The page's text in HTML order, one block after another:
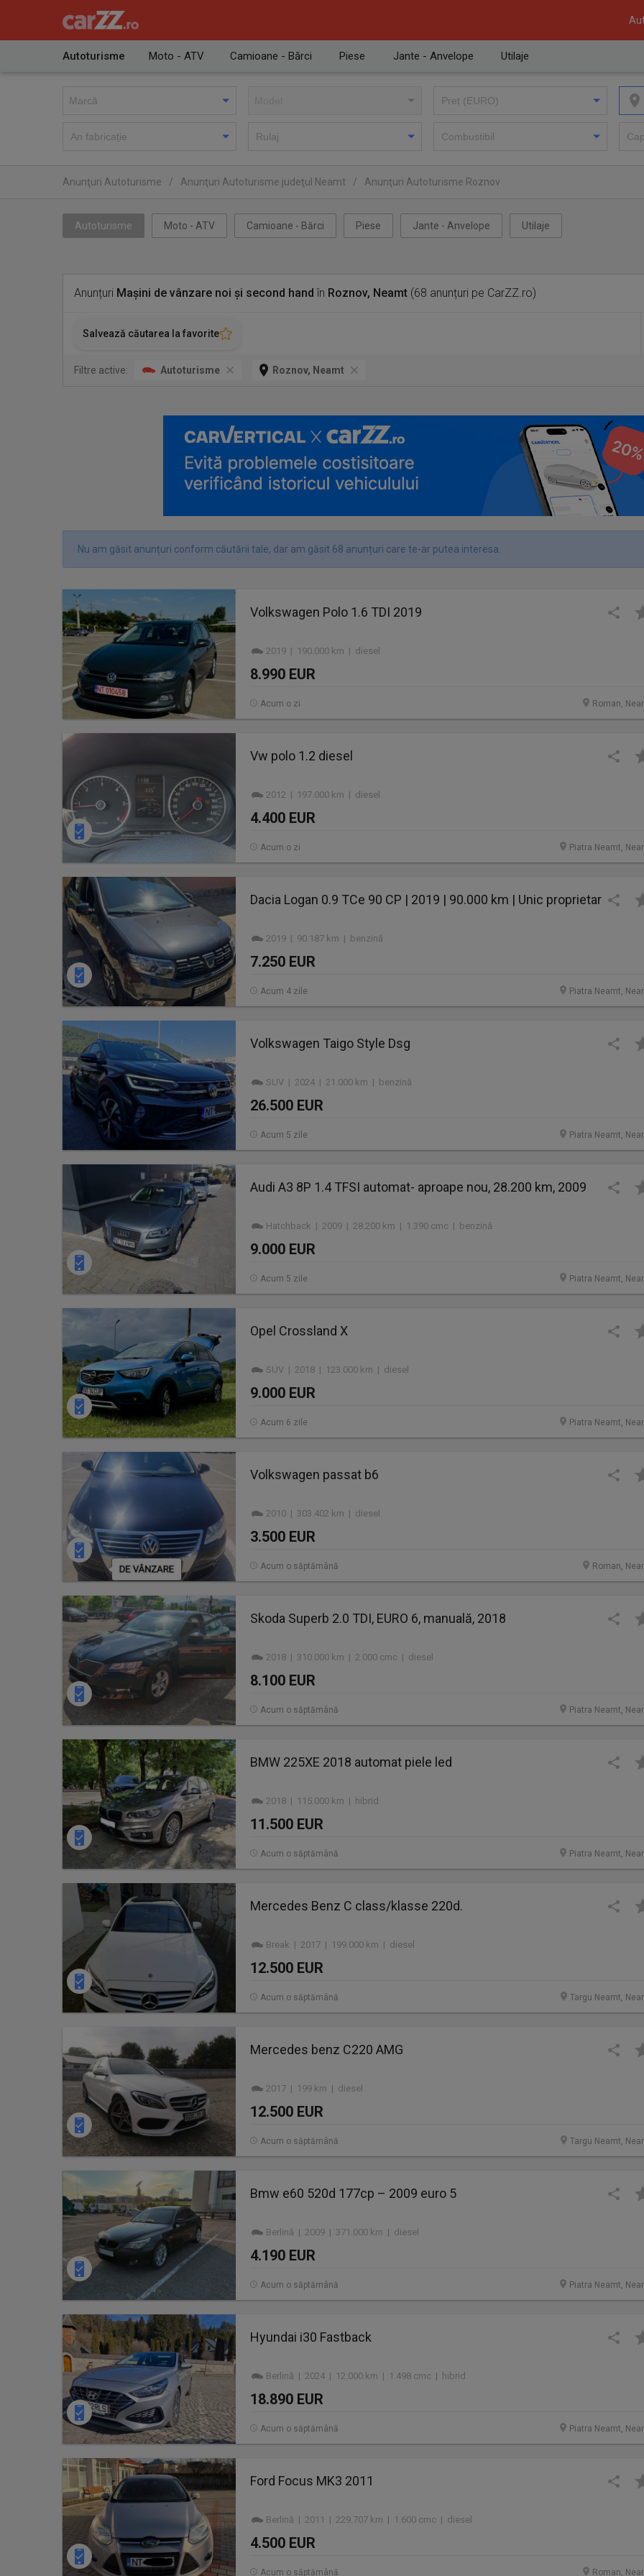
Autoturisme Moto - ATV Camioane - Bărci Piese Jante - Anvelope Utilaje
Anunţuri Autoturisme / Anunţuri Autoturisme judeţul Neamt / Anunţuri Autoturisme Roznov
Autoturisme Moto - ATV Camioane - Bărci Piese Jante - Anvelope Utilaje
Anunțuri Mașini de vânzare noi și second hand în Roznov, Neamt (68 anunțuri pe CarZZ.ro)
Salvează căutarea la favorite
Filtre active: Autoturisme Roznov, Neamt
Nu am găsit anunțuri conform căutării tale, dar am găsit 68 anunțuri care te-ar putea interesa.
Volkswagen Polo 1.6 TDI 2019
2019 | 190.000 km | diesel
8.990 EUR
Roman,
Acum o zi
Vw polo 1.2 diesel
2012 | 197.000 km | diesel
4.400 EUR
Piatra Neamt,
Acum o zi
Dacia Logan 0.9 TCe 90 CP | 2019 | 90.000 km | Unic proprietar
2019 | 90.187 km | benzină
7.250 EUR
Piatra Neamt,
Acum 4 zile
Volkswagen Taigo Style Dsg
SUV | 2024 | 21.000 km | benzină
26.500 EUR
Piatra Neamt,
Acum 5 zile
Audi A3 8P 1.4 TFSI automat- aproape nou, 28.200 km, 2009
Hatchback | 2009 | 28.200 km | 1.390 cmc | benzină
9.000 EUR
Piatra Neamt,
Acum 5 zile
Opel Crossland X
SUV | 2018 | 123.000 km | diesel
9.000 EUR
Piatra Neamt,
Acum 6 zile
Volkswagen passat b6
2010 | 303.402 km | diesel
3.500 EUR
Roman,
Acum o săptămână
Skoda Superb 2.0 TDI, EURO 6, manuală, 2018
2018 | 310.000 km | 2.000 cmc | diesel
8.100 EUR
Piatra Neamt,
Acum o săptămână
BMW 225XE 2018 automat piele led
2018 | 115.000 km | hibrid
11.500 EUR
Piatra Neamt,
Acum o săptămână
Mercedes Benz C class/klasse 220d.
Break | 2017 | 199.000 km | diesel
12.500 EUR
Targu Neamt,
Acum o săptămână
Mercedes benz C220 AMG
2017 | 199 km | diesel
12.500 EUR
Targu Neamt,
Acum o săptămână
Bmw e60 520d 177cp – 2009 euro 5
Berlină | 2009 | 371.000 km | diesel
4.190 EUR
Piatra Neamt,
Acum o săptămână
Hyundai i30 Fastback
Berlină | 2024 | 12.000 km | 1.498 cmc | hibrid
18.890 EUR
Piatra Neamt,
Acum o săptămână
Ford Focus MK3 2011
Berlină | 2011 | 229.707 km | 1.600 cmc | diesel
4.500 EUR
Roman,
Acum o săptămână